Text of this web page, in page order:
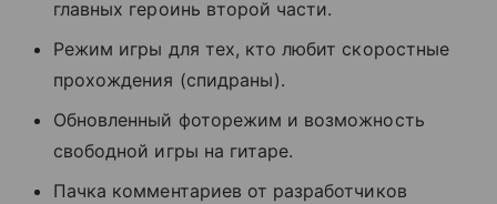
главных героинь второй части.
Режим игры для тех, кто любит скоростные
прохождения (спидраны).
Обновленный фоторежим и возможность
свободной игры на гитаре.
Пачка комментариев от разработчиков